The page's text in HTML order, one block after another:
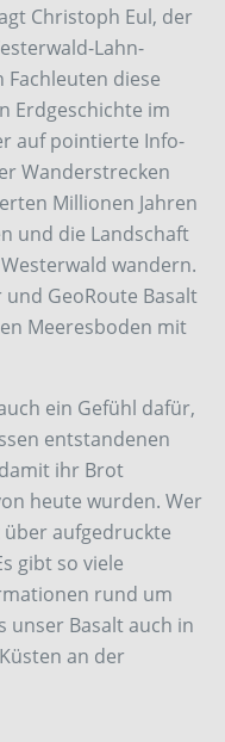
Christoph Eul, der
Lahn-
diese
Erdgeschichte im
auf pointierte Info-
Wanderstrecken
Millionen Jahren
und die Landschaft
wandern.
GeoRoute Basalt
Meeresboden mit
ein Gefühl dafür,
entstandenen
ihr Brot
heute wurden. Wer
aufgedruckte
gibt so viele
rund um
unser Basalt auch in
an der